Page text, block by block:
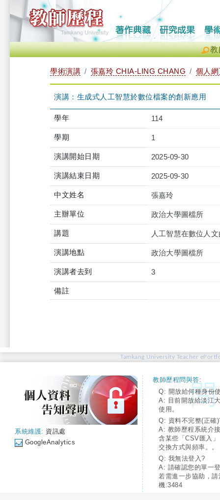
教
學術演講 張嘉玲 CHIA-LING CHANG 個人網
演講：生成式人工智慧於數位檔案的創新應用
學年 114
學期 1
演講開始日期 2025-09-30
演講結束日期 2025-09-30
中文姓名 張嘉玲
主辦單位 政治大學圖檔所
講題 人工智慧在數位人
演講地點 政治大學圖檔所
演講者去到 3
備註
Tamkang University Teacher
系統維護: 資訊處
GoogleAnalytics
教師歷程問與答:
Q: 開放給何種身份
A: 目前開放給淡江
使用。
Q: 資料不完整(正確
A: 教師歷程系統介
含某些「CSV匯入
交換方式與頻率。。
Q: 我無法登入?
A: 請確認您的單一
若需進一步協助，
機:3484